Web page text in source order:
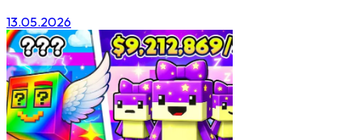
13.05.2026